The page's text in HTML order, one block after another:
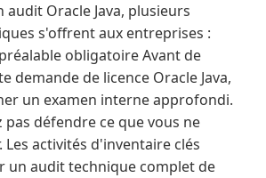
audit Oracle Java, plusieurs
s'offrent aux entreprises :
obligatoire Avant de
demande de licence Oracle Java,
un examen interne approfondi.
pas défendre ce que vous ne
Les activités d'inventaire clés
un audit technique complet de